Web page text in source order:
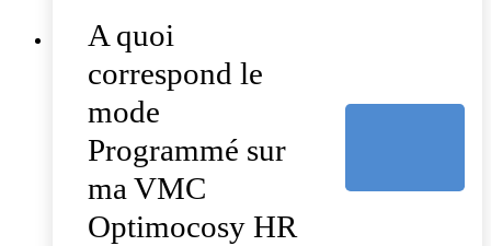
A quoi
correspond le
mode
Programmé sur
ma VMC
Optimocosy HR